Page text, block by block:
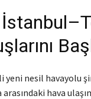
nesil havayolu
hava